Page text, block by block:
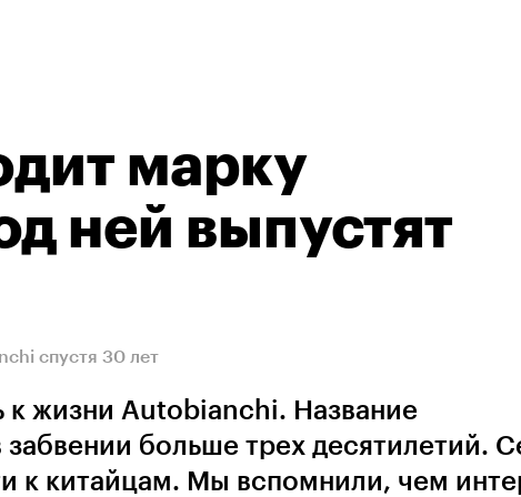
марку
ней выпустят
спустя 30 лет
к жизни Autobianchi. Название
больше трех десятилетий.
к китайцам. Мы вспомнили, чем